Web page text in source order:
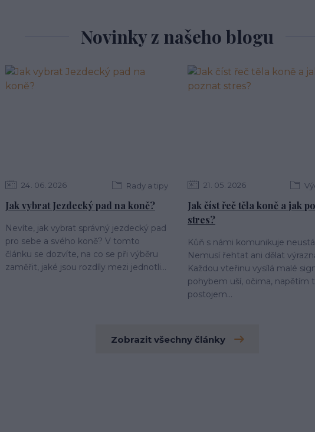
Novinky z našeho blogu
24 06 2026 Rady a tipy
Jak vybrat Jezdecký pad na koně?
Nevíte, jak vybrat správný jezdecký pad
pro sebe a svého koně? V tomto
článku se dozvíte, na co se při výběru
zaměřit, jaké jsou rozdíly mezi jednotli...
21 05 2026
Jak číst řeč těla koně a jak
stres?
Kůň s námi komunikuje
Nemusí řehtat ani dělat
Každou vteřinu vysílá malé
pohybem uší, očima, napětím
postojem...
Zobrazit všechny články